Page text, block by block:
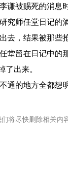
谦被赐死的消息
究师任堂日记的
去，结果被那些
堂留在日记中的
了出来。
通的地方全都想
将尽快删除相关内